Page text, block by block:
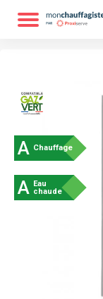
A Chauffage
A Eau
chaude